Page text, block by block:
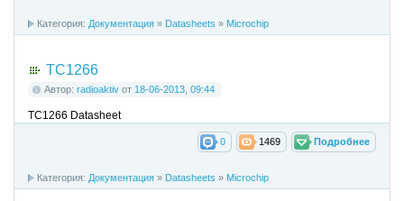
Категория: Документация » Datasheets » Microchip
TC1266
Автор: radioaktiv от 18-06-2013, 09:44
TC1266 Datasheet
Подробнее
1469
0
Категория: Документация » Datasheets » Microchip